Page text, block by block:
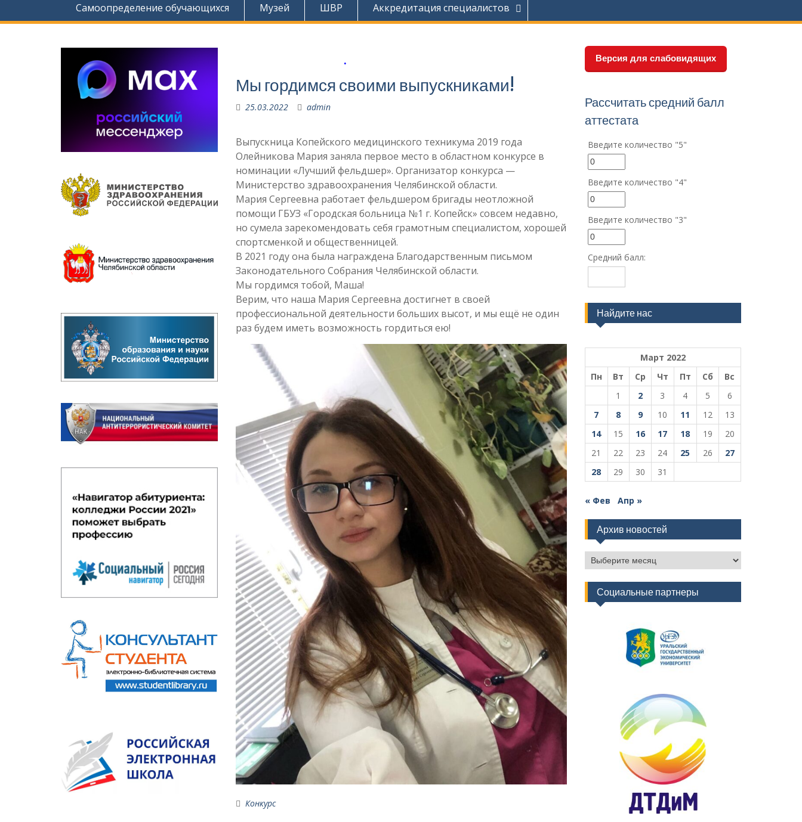
Самоопределение обучающихся
Музей ШВР Аккредитация специалистов
Мы гордимся своими выпускниками!
25.03.2022 admin
Выпускница Копейского медицинского техникума 2019 года
Олейникова Мария заняла первое место в областном конкурсе в
номинации «Лучший фельдшер». Организатор конкурса —
Министерство здравоохранения Челябинской области.
Мария Сергеевна работает фельдшером бригады неотложной
помощи ГБУЗ «Городская больница №1 г. Копейск» совсем недавно,
но сумела зарекомендовать себя грамотным специалистом, хорошей
спортсменкой и общественницей.
В 2021 году она была награждена Благодарственным письмом
Законодательного Собрания Челябинской области.
Мы гордимся тобой, Маша!
Верим, что наша Мария Сергеевна достигнет в своей
профессиональной деятельности больших высот, и мы ещё не один
раз будем иметь возможность гордиться ею!
Конкурс
Версия для слабовидящих
Рассчитать средний балл
аттестата
Введите количество "5"
Введите количество "4"
Введите количество "3"
Средний балл:
Найдите нас
Март 2022
Пн
Вт Ср Чт Пт Сб
Вс
1
2 3 4 5
6
7
8 9 10 11 12
13
14
15 16 17 18 19
20
21
22 23 24 25 26
27
28
29 30 31
« Фев Апр »
Архив новостей
Архив
новостей
Социальные партнеры